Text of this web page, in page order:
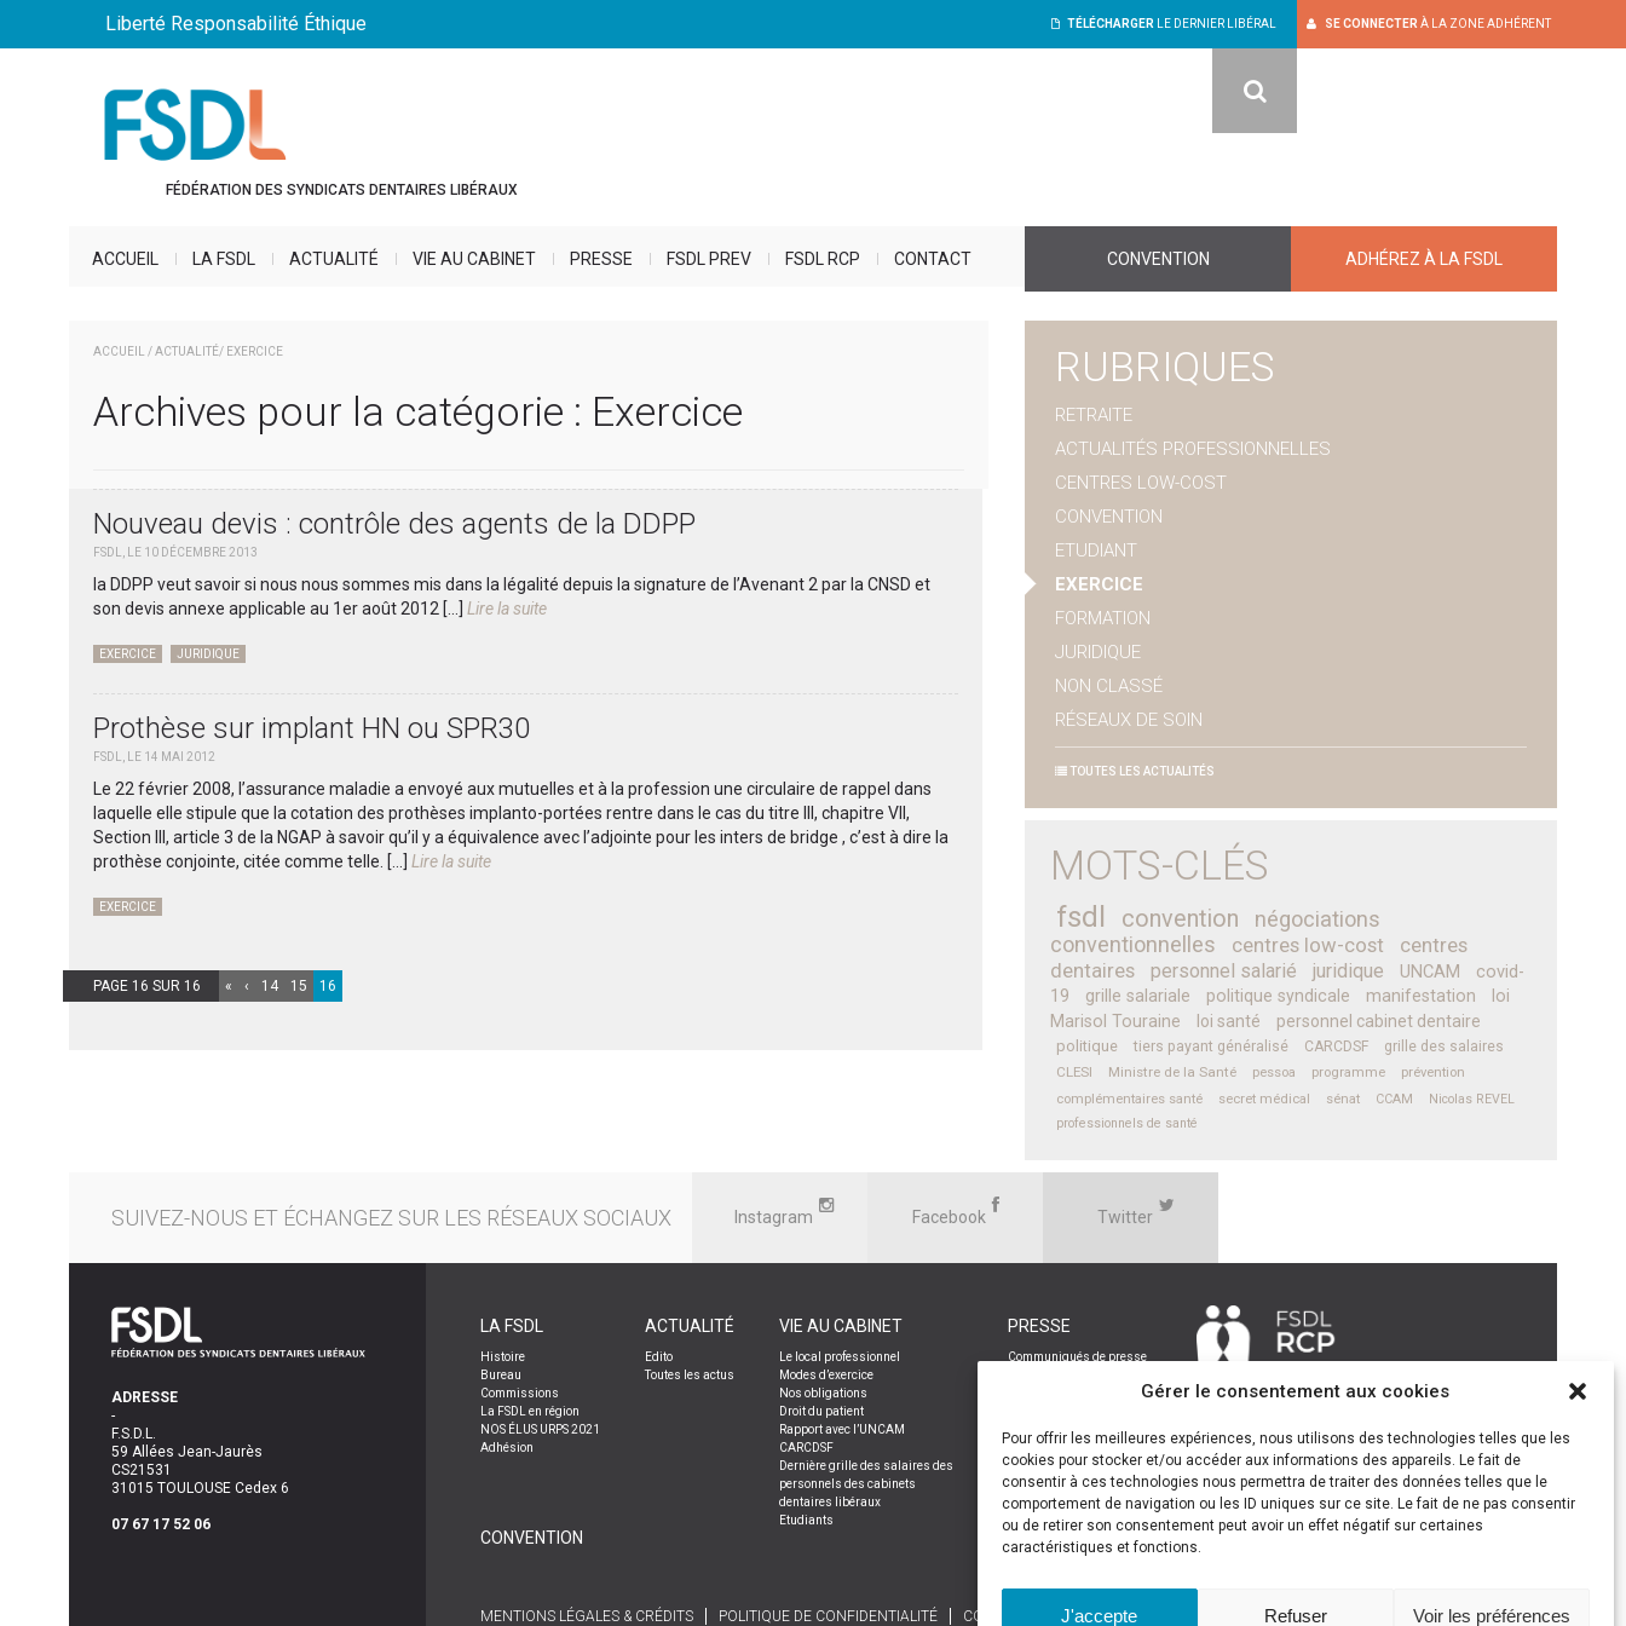
Gérer le consentement aux cookies
Pour offrir les meilleures expériences, nous utilisons des technologies telles que les
cookies pour stocker et/ou accéder aux informations des appareils. Le fait de
consentir à ces technologies nous permettra de traiter des données telles que le
comportement de navigation ou les ID uniques sur ce site. Le fait de ne pas consentir
ou de retirer son consentement peut avoir un effet négatif sur certaines
caractéristiques et fonctions.
J'accepte Refuser Voir les préférences
FÉDÉRATION DES SYNDICATS DENTAIRES LIBÉRAUX
Liberté Responsabilité Éthique TÉLÉCHARGER LE DERNIER LIBÉRAL SE CONNECTER À LA ZONE ADHÉRENT
ACCUEIL LA FSDL ACTUALITÉ VIE AU CABINET PRESSE FSDL PREV FSDL RCP CONTACT CONVENTION ADHÉREZ À LA FSDL
ACCUEIL /ACTUALITÉ/ EXERCICE
Archives pour la catégorie : Exercice
Nouveau devis : contrôle des agents de la DDPP
FSDL, LE 10 DÉCEMBRE 2013
la DDPP veut savoir si nous nous sommes mis dans la légalité depuis la signature de l’Avenant 2 par la CNSD et
son devis annexe applicable au 1er août 2012 [...] Lire la suite
EXERCICE JURIDIQUE
Prothèse sur implant HN ou SPR30
FSDL, LE 14 MAI 2012
Le 22 février 2008, l’assurance maladie a envoyé aux mutuelles et à la profession une circulaire de rappel dans
laquelle elle stipule que la cotation des prothèses implanto-portées rentre dans le cas du titre III, chapitre VII,
Section III, article 3 de la NGAP à savoir qu’il y a équivalence avec l’adjointe pour les inters de bridge , c’est à dire la
prothèse conjointe, citée comme telle. [...] Lire la suite
EXERCICE
PAGE 16 SUR 16 « ‹ 14 15 16
RUBRIQUES
RETRAITE
ACTUALITÉS PROFESSIONNELLES
CENTRES LOW-COST
CONVENTION
ETUDIANT
EXERCICE
FORMATION
JURIDIQUE
NON CLASSÉ
RÉSEAUX DE SOIN
TOUTES LES ACTUALITÉS
MOTS-CLÉS
fsdl convention
négociations
conventionnelles
centres low-cost
centres
dentaires
personnel salarié juridique UNCAM
covid-
19
grille salariale politique syndicale manifestation
loi
Marisol Touraine
loi santé personnel cabinet dentaire
politique tiers payant généralisé CARCDSF
grille des salaires
CLESI
Ministre de la Santé pessoa programme
prévention
complémentaires santé
secret médical sénat CCAM
Nicolas REVEL
professionnels de santé
SUIVEZ-NOUS ET ÉCHANGEZ SUR LES RÉSEAUX SOCIAUX Instagram Facebook Twitter
ADRESSE
-
F.S.D.L.
59 Allées Jean-Jaurès
CS21531
31015 TOULOUSE Cedex 6
07 67 17 52 06
LA FSDL
Histoire
Bureau
Commissions
La FSDL en région
NOS ÉLUS URPS 2021
Adhésion
ACTUALITÉ
Edito
Toutes les actus
VIE AU CABINET
Le local professionnel
Modes d’exercice
Nos obligations
Droit du patient
Rapport avec l’UNCAM
CARCDSF
Dernière grille des salaires des
personnels des cabinets
dentaires libéraux
Etudiants
PRESSE
Communiqués de presse
CONVENTION
MENTIONS LÉGALES & CRÉDITS POLITIQUE DE CONFIDENTIALITÉ CGU